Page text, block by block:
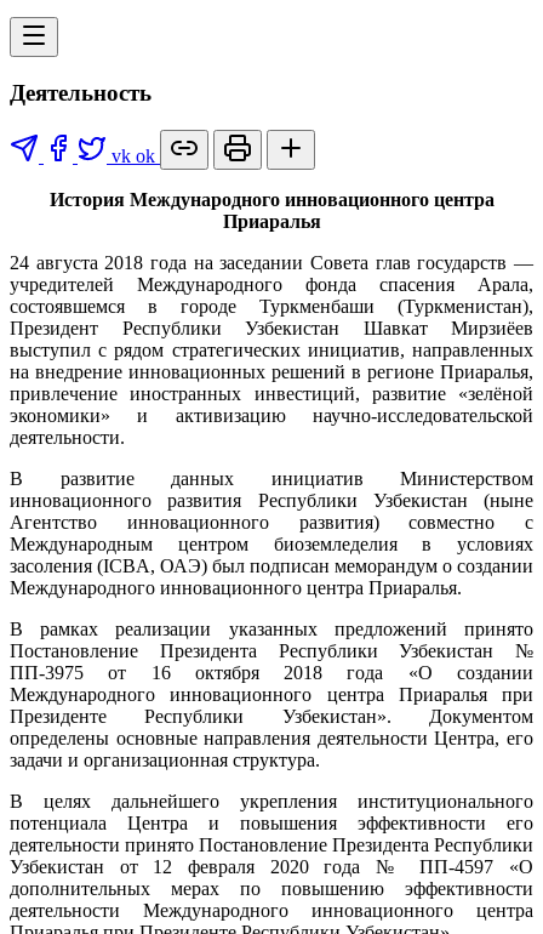
Деятельность
vk ok
История Международного инновационного центра
Приаралья
24 августа 2018 года на заседании Совета глав государств —
учредителей Международного фонда спасения Арала,
состоявшемся в городе Туркменбаши (Туркменистан),
Президент Республики Узбекистан Шавкат Мирзиёев
выступил с рядом стратегических инициатив, направленных
на внедрение инновационных решений в регионе Приаралья,
привлечение иностранных инвестиций, развитие «зелёной
экономики» и активизацию научно-исследовательской
деятельности.
В развитие данных инициатив Министерством
инновационного развития Республики Узбекистан (ныне
Агентство инновационного развития) совместно с
Международным центром биоземледелия в условиях
засоления (ICBA, ОАЭ) был подписан меморандум о создании
Международного инновационного центра Приаралья.
В рамках реализации указанных предложений принято
Постановление Президента Республики Узбекистан №
ПП-3975 от 16 октября 2018 года «О создании
Международного инновационного центра Приаралья при
Президенте Республики Узбекистан». Документом
определены основные направления деятельности Центра, его
задачи и организационная структура.
В целях дальнейшего укрепления институционального
потенциала Центра и повышения эффективности его
деятельности принято Постановление Президента Республики
Узбекистан от 12 февраля 2020 года № ПП-4597 «О
дополнительных мерах по повышению эффективности
деятельности Международного инновационного центра